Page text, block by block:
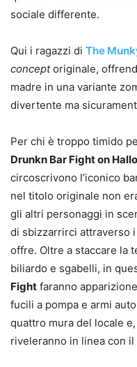
sociale differente.
Qui i ragazzi di The
conceptoriginale,
madre in una variante
divertente ma
Per chi è troppo timido
Drunkn Bar Fight on
circoscrivono l’iconico
nel titolo originale non
gli altri personaggi in
di sbizzarrirci attraverso
offre. Oltre a staccare la
biliardo e sgabelli, in
Fight faranno
fucili a pompa e armi
quattro mura del locale
riveleranno in linea con